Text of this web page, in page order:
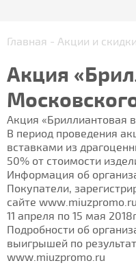
Главная - Акции и скидки
Акция
Акция «Бриллиантовая
В период проведения
вставками из
50% от стоимости
Информация об
Покупатели,
сайте
11 апреля по 15 мая
Подробности об
выигрышей по
www.miuzpromo.ru